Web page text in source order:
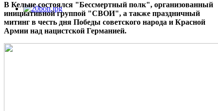
В Кельне состоялся "Бессмертный полк", организованный
инициативной группой "СВОИ", а также праздничный
митинг в честь дня Победы советского народа и Красной
Армии над нацистской Германией.